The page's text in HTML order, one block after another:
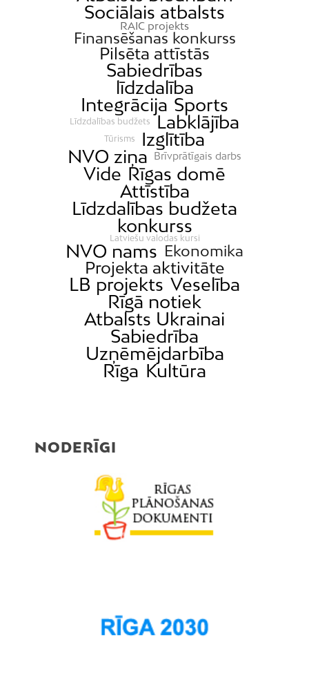
Sociālais atbalsts
RAIC projekts
Finansēšanas konkurss
Pilsēta attīstās
Sabiedrības
līdzdalība
Integrācija Sports
Līdzdalības budžets Labklājība
Tūrisms
Izglītība
NVO ziņa
Brīvprātīgais darbs
Vide Rīgas domē
Attīstība
Līdzdalības budžeta
konkurss
Latviešu valodas kursi
NVO nams Ekonomika
Projekta aktivitāte
LB projekts Veselība
Rīgā notiek
Atbalsts Ukrainai
Sabiedrība
Uzņēmējdarbība
Rīga Kultūra
NODERĪGI